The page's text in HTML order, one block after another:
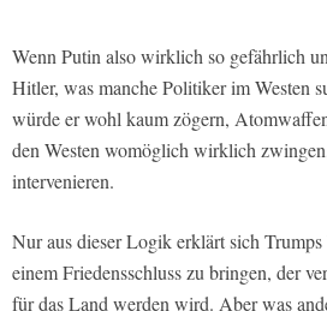
Wenn Putin also wirklich so gefährlich
Hitler, was manche Politiker im Westen
würde er wohl kaum zögern,
den Westen womöglich wirklich
intervenieren.
Nur aus dieser Logik erklärt sich
einem Friedensschluss zu bringen, der
für das Land werden wird. Aber was